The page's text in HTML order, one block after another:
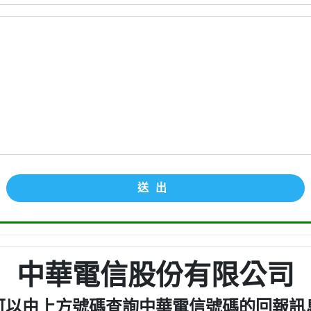
送出
中華電信股份有限公司
以由上方號碼查詢中華電信號碼的回報訊